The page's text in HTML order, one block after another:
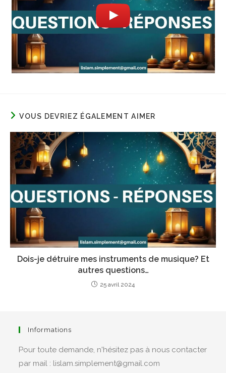
VOUS DEVRIEZ ÉGALEMENT AIMER
Dois-je détruire mes instruments de musique? Et
autres questions…
25 avril 2024
Informations
Pour toute demande, n'hésitez pas à nous contacter
par mail : lislam.simplement@gmail.com